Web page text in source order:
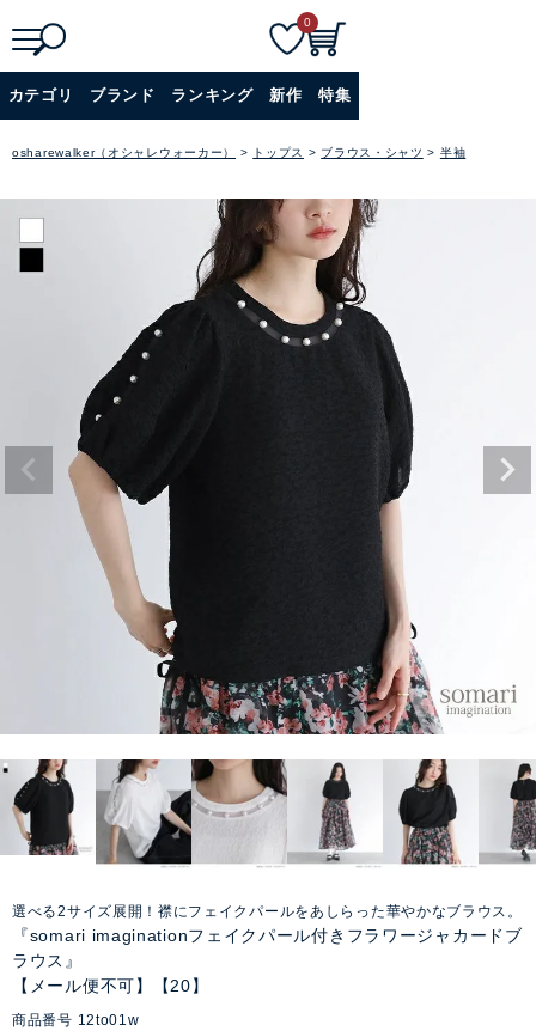
詳細検索
0
カテゴリ ブランド ランキング 新作 特集
osharewalker（オシャレウォーカー） トップス ブラウス・シャツ 半袖
選べる2サイズ展開！襟にフェイクパールをあしらった華やかなブラウス。
『somari imaginationフェイクパール付きフラワージャカードブ
ラウス』
【メール便不可】【20】
商品番号 12to01w